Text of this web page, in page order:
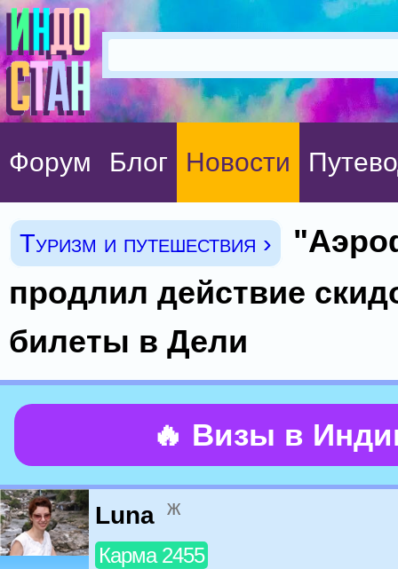
Форум Блог Новости
Туризм и путешествия ›
продлил действие
билеты в Дели
🔥 Визы в
Luna ж
Карма 2455